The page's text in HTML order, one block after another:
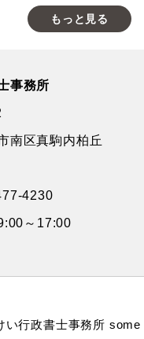
の迷い所とは？｜③弓形の
業に必要な手続きとは？｜
の迷い所とは？｜②客室範
もっと見る
事務所
南区真駒内柏丘
4230
～17:00
行政書士事務所